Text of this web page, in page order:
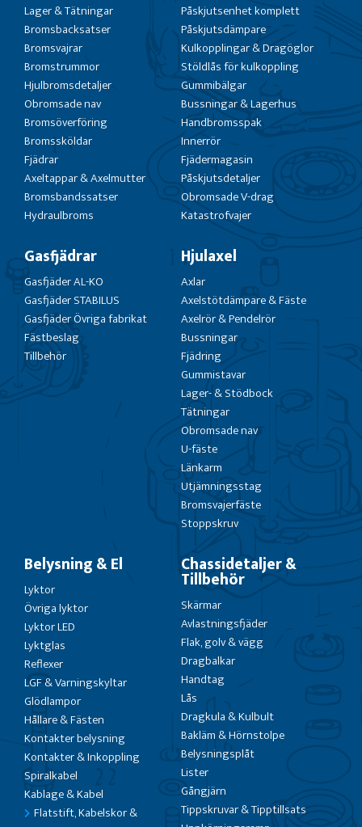
Lager & Tätningar
Bromsbacksatser
Bromsvajrar
Bromstrummor
Hjulbromsdetaljer
Obromsade nav
Bromsöverföring
Bromssköldar
Fjädrar
Axeltappar & Axelmutter
Bromsbandssatser
Hydraulbroms
Påskjutsenhet komplett
Påskjutsdämpare
Kulkopplingar & Dragöglor
Stöldlås för kulkoppling
Gummibälgar
Bussningar & Lagerhus
Handbromsspak
Innerrör
Fjädermagasin
Påskjutsdetaljer
Obromsade V-drag
Katastrofvajer
Gasfjädrar
Gasfjäder AL-KO
Gasfjäder STABILUS
Gasfjäder Övriga fabrikat
Fästbeslag
Tillbehör
Hjulaxel
Axlar
Axelstötdämpare & Fäste
Axelrör & Pendelrör
Bussningar
Fjädring
Gummistavar
Lager- & Stödbock
Tätningar
Obromsade nav
U-fäste
Länkarm
Utjämningsstag
Bromsvajerfäste
Stoppskruv
Belysning & El
Lyktor
Övriga lyktor
Lyktor LED
Lyktglas
Reflexer
LGF & Varningskyltar
Glödlampor
Hållare & Fästen
Kontakter belysning
Kontakter & Inkoppling
Spiralkabel
Kablage & Kabel
Flatstift, Kabelskor &
Chassidetaljer &
Tillbehör
Skärmar
Avlastningsfjäder
Flak, golv & vägg
Dragbalkar
Handtag
Lås
Dragkula & Kulbult
Bakläm & Hörnstolpe
Belysningsplåt
Lister
Gångjärn
Tippskruvar & Tipptillsats